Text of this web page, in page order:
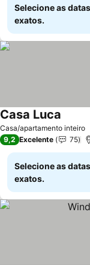
Selecione as
exatos.
Casa/apartamento inteiro
Casa Luca
9,2 Excelente 75
Selecione as
exatos.